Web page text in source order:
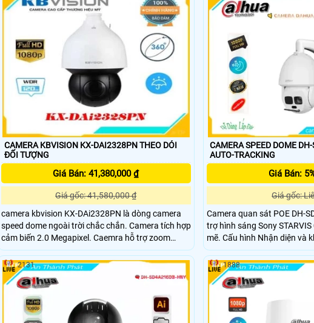
CAMERA KBVISION KX-DAI2328PN THEO DỎI
ĐỐI TƯỢNG
Giá Bán: 41,380,000 ₫
Giá gốc: 41,580,000 ₫
camera kbvision KX-DAi2328PN là dòng camera
speed dome ngoài trời chắc chắn. Camera tích hợp
cảm biến 2.0 Megapixel. Caemra hỗ trợ zoom
quang tối đa 32x
CAMERA SPEED DOME
AUTO-TRACKING
Giá Bán:
Giá gốc:
Camera quan sát POE DH-
trợ hình sáng Sony
mẽ. Cấu hình Nhận diện và khoanh vùng mặt
người thỏa mãn nhu cầu
Siêu Xa giúp quan sát ban
Tracking tự động theo dõi
2131 1888